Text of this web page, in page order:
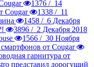
1376 / 14
Cougar 1338 / 11
1458 / 6 Декабря
3896 / 2 Декабря 2018
1566 / 30 Ноября
от Cougar
гарнитура от
представил дорогущий